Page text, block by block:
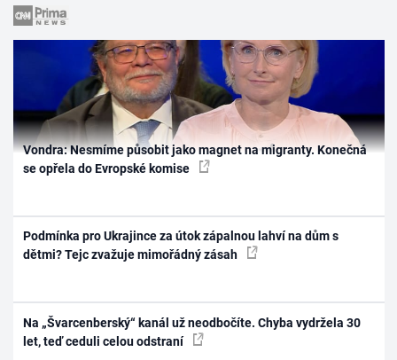
Vondra: Nesmíme působit jako magnet na migranty. Konečná
se opřela do Evropské komise
Podmínka pro Ukrajince za útok zápalnou lahví na dům s
dětmi? Tejc zvažuje mimořádný zásah
Na „Švarcenberský“ kanál už neodbočíte. Chyba vydržela 30
let, teď ceduli celou odstraní